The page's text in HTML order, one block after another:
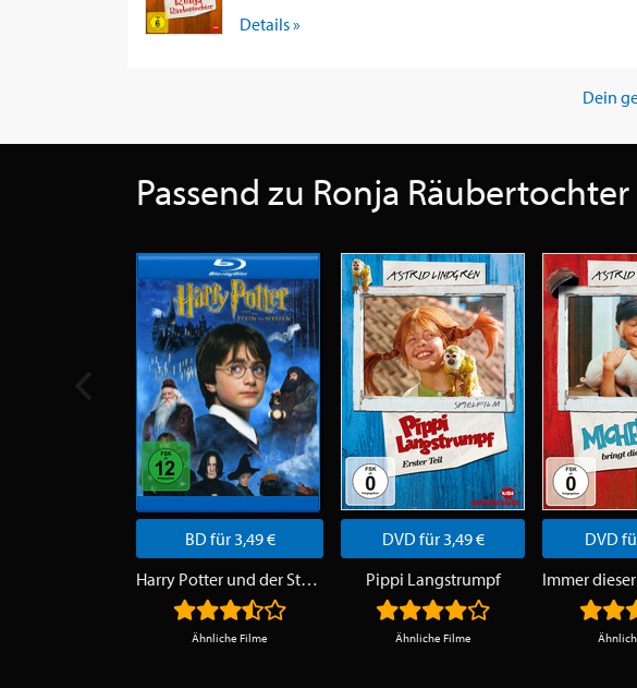
Details »
Dein
Passend zu Ronja Räubertochter
BD für 3,49 €
Harry Potter und der Stein der Weisen
Ähnliche Filme
DVD für 3,49 €
Pippi Langstrumpf
Ähnliche Filme
DVD